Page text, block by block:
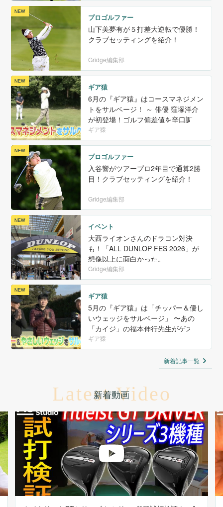
新着記事一覧
プロゴルファー
山下美夢有が５打差大逆転で優勝！
クラブセッティングを紹介！
Gridge編集部
ギア猿
6月の『ギア猿』はコースマネジメン
トをサルベージ！ ～ 俳優 窪塚洋介
が初登場！ゴルフ偏差値を辛口調
査〜
ギア猿
プロゴルファー
入谷響がツアープロ2年目で通算2勝
目！クラブセッティングを紹介！
Gridge編集部
イベント
大西ライオンさんのドラコン対決
も！「ALL DUNLOP FES 2026」が
想像以上に面白かった。
Gridge編集部
ギア猿
5月の『ギア猿』は「チッパー＆優し
いウェッジをサルベージ」 〜あの
「カイジ」の福本伸行先生がゲスト
に来てくれました！〜
ギア猿
新着動画
Latest Video